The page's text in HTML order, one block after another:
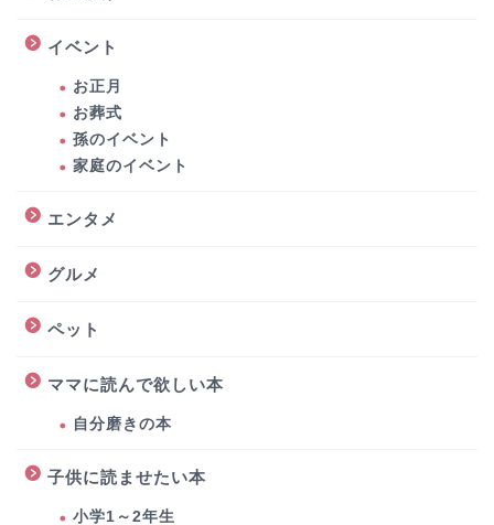
イベント
お正月
お葬式
孫のイベント
家庭のイベント
エンタメ
グルメ
ペット
ママに読んで欲しい本
自分磨きの本
子供に読ませたい本
小学1～2年生